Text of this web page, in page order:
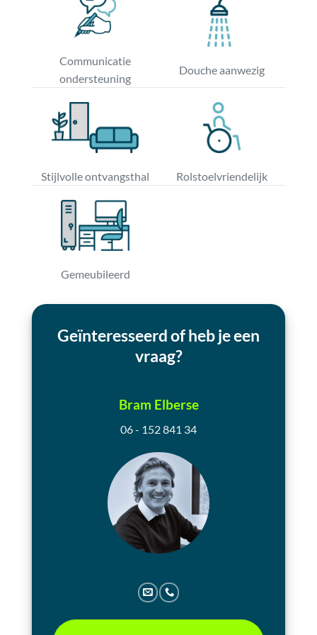
Communicatie
ondersteuning
Douche aanwezig
Stijlvolle ontvangsthal Rolstoelvriendelijk
Gemeubileerd
Geïnteresseerd of heb je een
vraag?
Bram Elberse
06 - 152 841 34